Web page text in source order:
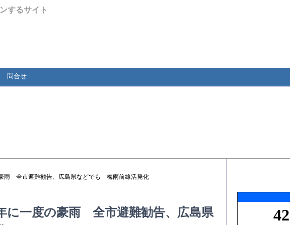
するサイト
問合せ
雨 全市避難勧告、広島県などでも 梅雨前線活発化
一度の豪雨 全市避難勧告、広島県